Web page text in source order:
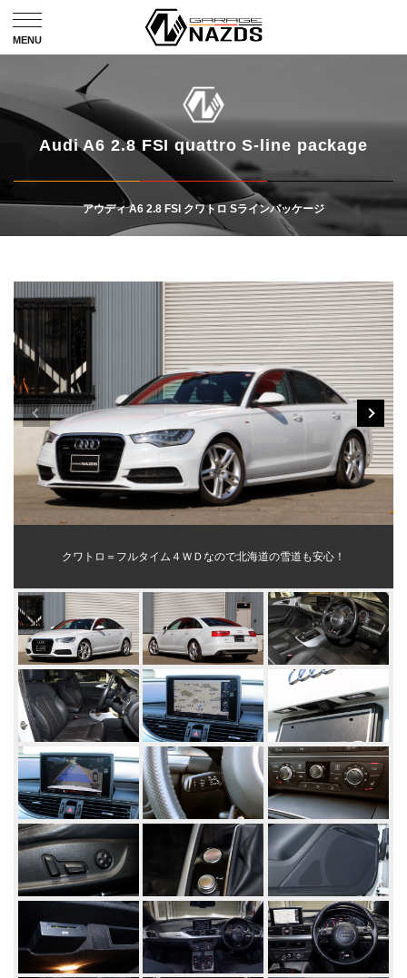
Audi A6 2.8 FSI quattro S-line package
アウディ A6 2.8 FSI クワトロ Sラインパッケージ
クワトロ＝フルタイム４ＷＤなので北海道の雪道も安心！